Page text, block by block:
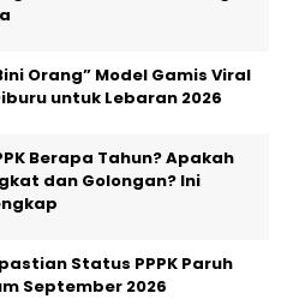
Orang” Model Gamis Viral
untuk Lebaran 2026
Berapa Tahun? Apakah
dan Golongan? Ini
Status PPPK Paruh
September 2026